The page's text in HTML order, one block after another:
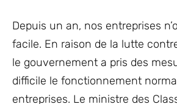
Depuis un an, nos entreprises
facile. En raison de la lutte
le gouvernement a pris des
difficile le fonctionnement
entreprises. Le ministre des